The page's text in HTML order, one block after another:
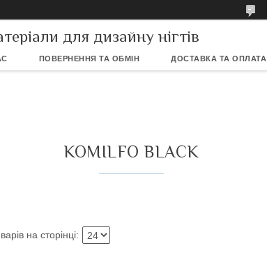
для дизайну нігтів
ПОВЕРНЕННЯ ТА ОБМІН ДОСТАВКА ТА ОПЛАТА
KOMILFO BLACK